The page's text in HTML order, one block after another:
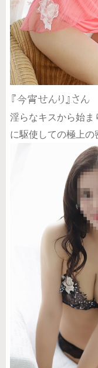
『今宵せんり』さん
淫らなキスから始ま
に駆使しての極上の